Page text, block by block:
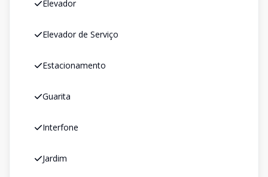
Elevador
Elevador de Serviço
Estacionamento
Guarita
Interfone
Jardim